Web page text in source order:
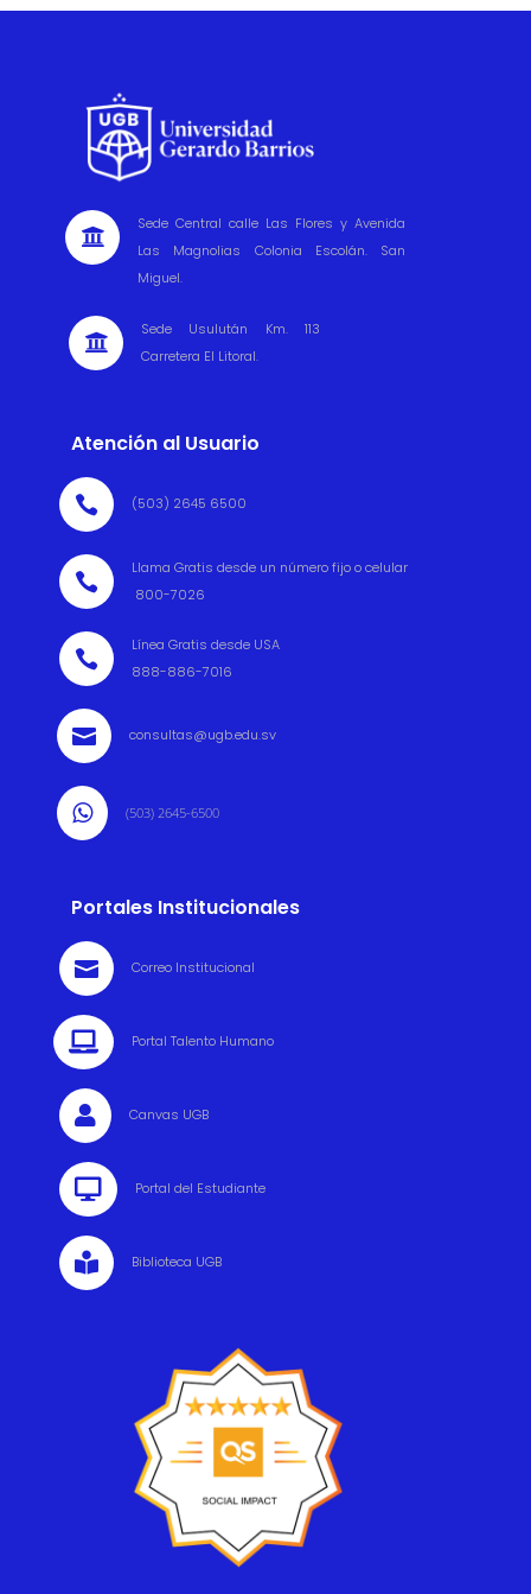

Sede Central calle Las Flores y Avenida
Las Magnolias Colonia Escolán. San
Miguel.

Sede Usulután Km. 113
Carretera El Litoral.
Atención al Usuario
 (503) 2645 6500

Llama Gratis desde un número fijo o celular
800-7026

Línea Gratis desde USA
888-886-7016
 consultas@ugb.edu.sv
 (503) 2645-6500
Portales Institucionales
 Correo Institucional
 Portal Talento Humano
 Canvas UGB
 Portal del Estudiante
 Biblioteca UGB